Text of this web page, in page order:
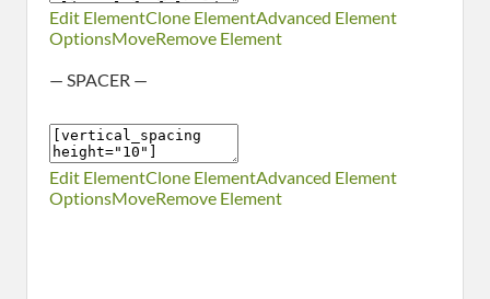
Edit ElementClone ElementAdvanced Element
OptionsMoveRemove Element
— SPACER —
Edit ElementClone ElementAdvanced Element
OptionsMoveRemove Element